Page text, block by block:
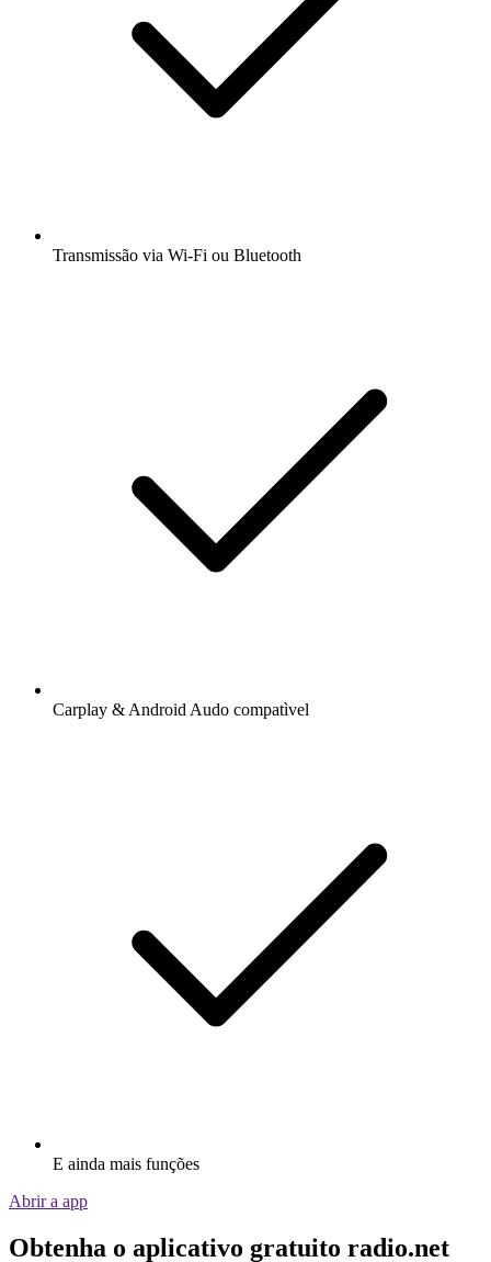
Transmissão via Wi-Fi ou Bluetooth
Carplay & Android Audo compatìvel
E ainda mais funções
Abrir a app
Obtenha o aplicativo gratuito radio.net